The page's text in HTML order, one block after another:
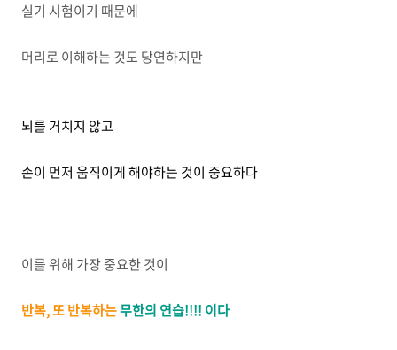
실기 시험이기 때문에
머리로 이해하는 것도 당연하지만
뇌를 거치지 않고
손이 먼저 움직이게 해야하는 것이 중요하다
이를 위해 가장 중요한 것이
반복, 또 반복하는무한의 연습!!!! 이다